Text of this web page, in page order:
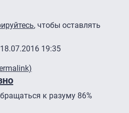
, чтобы оставлять
19:35
к разуму 86%